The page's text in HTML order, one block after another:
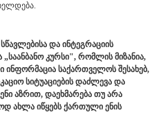
სწავლებისა და ინტეგრაციის
„საანბანო კურსი", რომლის მიზანია,
საქართველოს შესახებ,
სიტუაციების დაძლევა და
აზრით, დაეხმარება თუ არა
ახლა იწყებს ქართული ენის